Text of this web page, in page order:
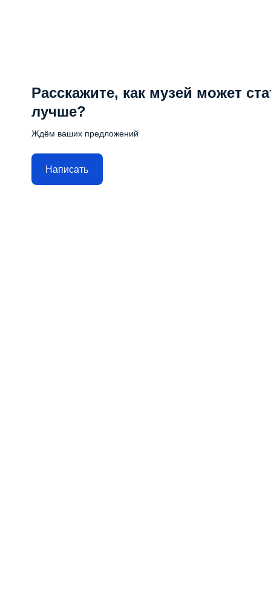
Расскажите, как музей может
лучше?
Ждём ваших предложений
Написать